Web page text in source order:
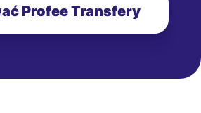
Profee Transfery